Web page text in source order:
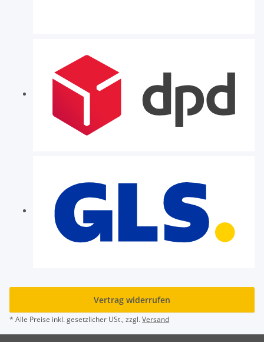
Vertrag widerrufen
* Alle Preise inkl. gesetzlicher USt., zzgl.Versand